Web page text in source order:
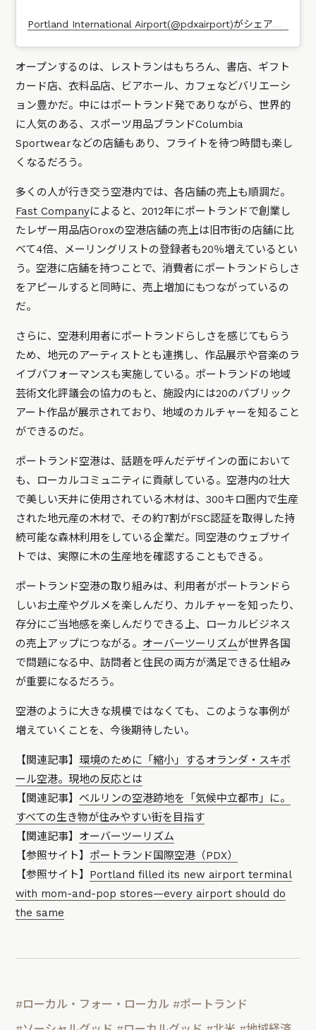
Portland International Airport(@pdxairport)がシェアした投稿
オープンするのは、レストランはもちろん、書店、ギフト
カード店、衣料品店、ビアホール、カフェなどバリエーシ
ョン豊かだ。中にはポートランド発でありながら、世界的
に人気のある、スポーツ用品ブランドColumbia
Sportwearなどの店舗もあり、フライトを待つ時間も楽し
くなるだろう。
多くの人が行き交う空港内では、各店舗の売上も順調だ。
Fast Companyによると、2012年にポートランドで創業し
たレザー用品店Oroxの空港店舗の売上は旧市街の店舗に比
べて4倍、メーリングリストの登録者も20％増えているとい
う。空港に店舗を持つことで、消費者にポートランドらしさ
をアピールすると同時に、売上増加にもつながっているの
だ。
さらに、空港利用者にポートランドらしさを感じてもらう
ため、地元のアーティストとも連携し、作品展示や音楽のラ
イブパフォーマンスも実施している。ポートランドの地域
芸術文化評議会の協力のもと、施設内には20のパブリック
アート作品が展示されており、地域のカルチャーを知ること
ができるのだ。
ポートランド空港は、話題を呼んだデザインの面において
も、ローカルコミュニティに貢献している。空港内の壮大
で美しい天井に使用されている木材は、300キロ圏内で生産
された地元産の木材で、その約7割がFSC認証を取得した持
続可能な森林利用をしている企業だ。同空港のウェブサイ
トでは、実際に木の生産地を確認することもできる。
ポートランド空港の取り組みは、利用者がポートランドら
しいお土産やグルメを楽しんだり、カルチャーを知ったり、
存分にご当地感を楽しんだりできる上、ローカルビジネス
の売上アップにつながる。 オーバーツーリズムが世界各国
で問題になる中、訪問者と住民の両方が満足できる仕組み
が重要になるだろう。
空港のように大きな規模ではなくても、このような事例が
増えていくことを、今後期待したい。
【関連記事】 環境のために「縮小」するオランダ・スキポ
ール空港。現地の反応とは
【関連記事】 ベルリンの空港跡地を「気候中立都市」に。
すべての生き物が住みやすい街を目指す
【関連記事】 オーバーツーリズム
【参照サイト】 ポートランド国際空港（PDX）
【参照サイト】 Portland filled its new airport terminal
with mom-and-pop stores—every airport should do
the same
#ローカル・フォー・ローカル #ポートランド